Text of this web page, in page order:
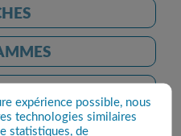
expérience possible, nous
technologies similaires
statistiques, de